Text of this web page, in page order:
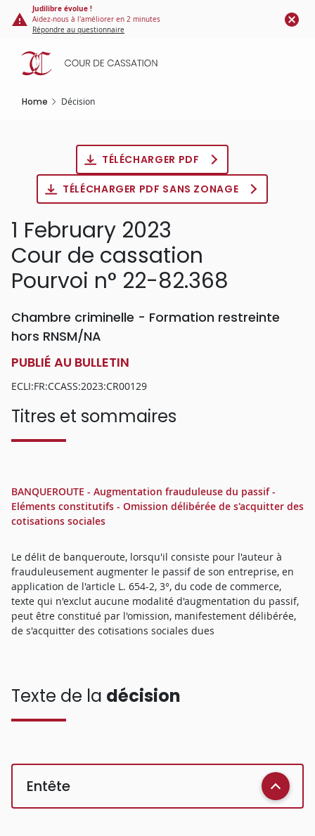
Cookies management panel
content
Judilibre évolue !
Aidez-nous à l'améliorer en 2 minutes
Répondre au questionnaire
Home Décision
TÉLÉCHARGER PDF
TÉLÉCHARGER PDF SANS ZONAGE
1 February 2023
Cour de cassation
Pourvoi n° 22-82.368
Chambre criminelle - Formation restreinte
hors RNSM/NA
PUBLIÉ AU BULLETIN
ECLI:FR:CCASS:2023:CR00129
Titres et sommaires
BANQUEROUTE - Augmentation frauduleuse du passif -
Eléments constitutifs - Omission délibérée de s'acquitter des
cotisations sociales
Le délit de banqueroute, lorsqu'il consiste pour l'auteur à
frauduleusement augmenter le passif de son entreprise, en
application de l'article L. 654-2, 3°, du code de commerce,
texte qui n'exclut aucune modalité d'augmentation du passif,
peut être constitué par l'omission, manifestement délibérée,
de s'acquitter des cotisations sociales dues
Texte de la décision
Entête